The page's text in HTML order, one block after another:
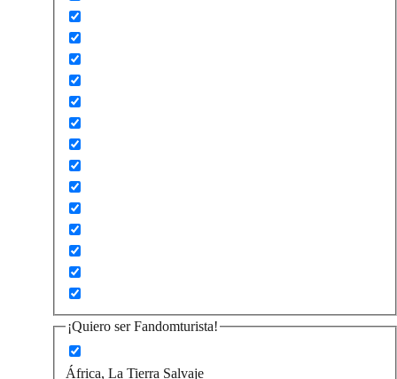
¡Quiero ser Fandomturista!
África, La Tierra Salvaje